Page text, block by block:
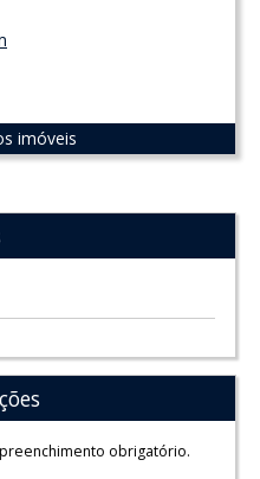
imóveis
obrigatório.